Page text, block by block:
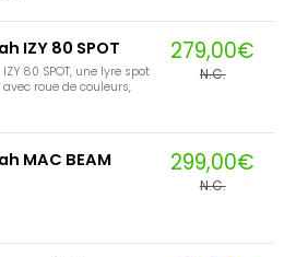
IZY 80 SPOT
80 SPOT, une lyre spot
avec roue de couleurs,
279,00€
N.C.
MAC BEAM
299,00€
N.C.